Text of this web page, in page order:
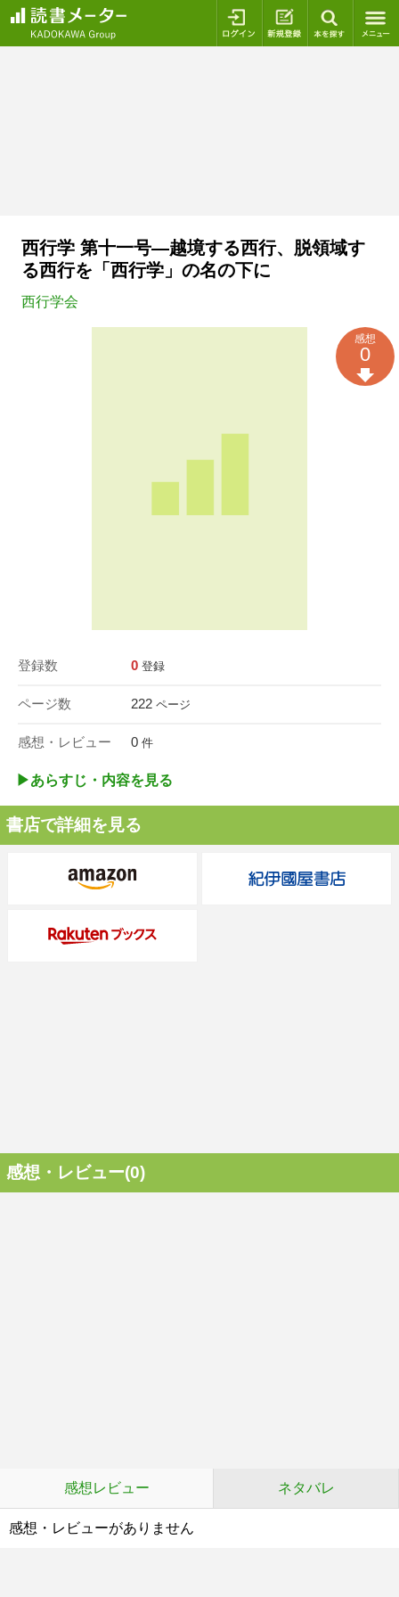
ログイン 新規登録
西行学 第十一号―越境する西行、脱領域す
る西行を「西行学」の名の下に
西行学会
登録数 0 登録
ページ数 222 ページ
感想・レビュー 0 件
感想
0
▶︎あらすじ・内容を見る
書店で詳細を見る
感想・レビュー(0)
感想レビュー ネタバレ
感想・レビューがありません